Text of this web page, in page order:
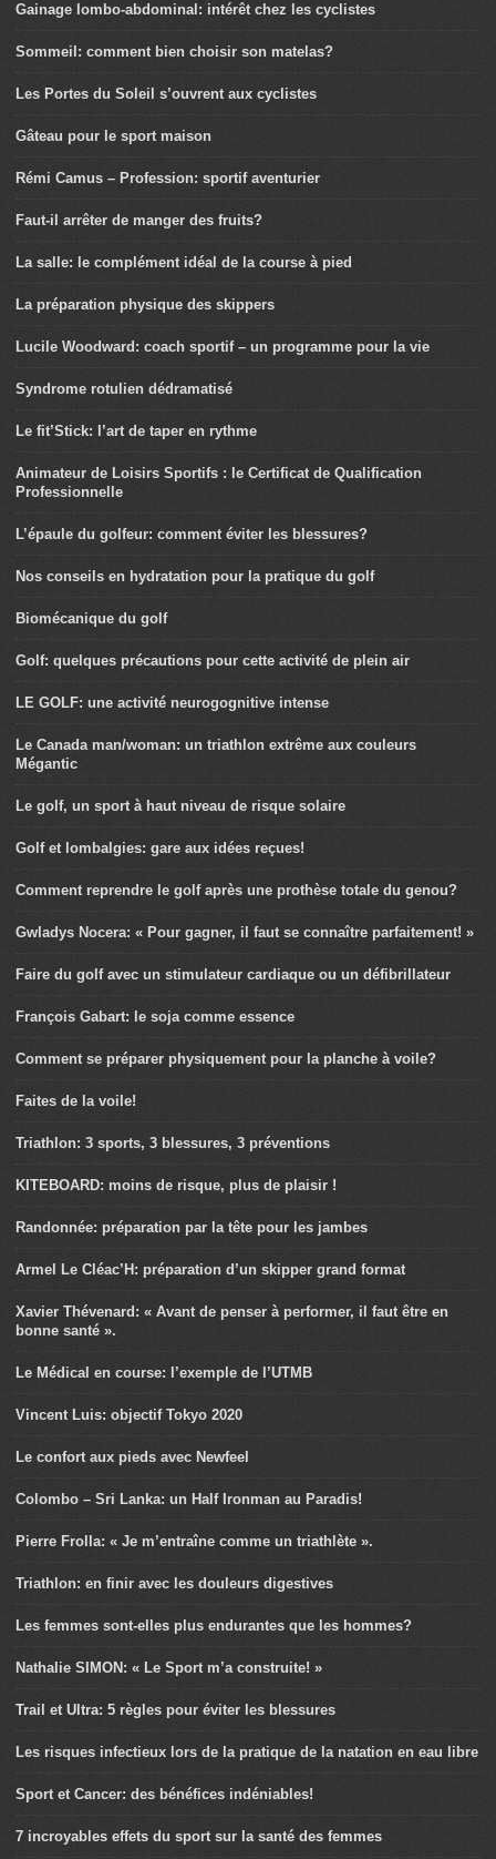
Gainage lombo-abdominal: intérêt chez les cyclistes
Sommeil: comment bien choisir son matelas?
Les Portes du Soleil s’ouvrent aux cyclistes
Gâteau pour le sport maison
Rémi Camus – Profession: sportif aventurier
Faut-il arrêter de manger des fruits?
La salle: le complément idéal de la course à pied
La préparation physique des skippers
Lucile Woodward: coach sportif – un programme pour la vie
Syndrome rotulien dédramatisé
Le fit’Stick: l’art de taper en rythme
Animateur de Loisirs Sportifs : le Certificat de Qualification
Professionnelle
L’épaule du golfeur: comment éviter les blessures?
Nos conseils en hydratation pour la pratique du golf
Biomécanique du golf
Golf: quelques précautions pour cette activité de plein air
LE GOLF: une activité neurogognitive intense
Le Canada man/woman: un triathlon extrême aux couleurs
Mégantic
Le golf, un sport à haut niveau de risque solaire
Golf et lombalgies: gare aux idées reçues!
Comment reprendre le golf après une prothèse totale du genou?
Gwladys Nocera: « Pour gagner, il faut se connaître parfaitement! »
Faire du golf avec un stimulateur cardiaque ou un défibrillateur
François Gabart: le soja comme essence
Comment se préparer physiquement pour la planche à voile?
Faites de la voile!
Triathlon: 3 sports, 3 blessures, 3 préventions
KITEBOARD: moins de risque, plus de plaisir !
Randonnée: préparation par la tête pour les jambes
Armel Le Cléac’H: préparation d’un skipper grand format
Xavier Thévenard: « Avant de penser à performer, il faut être en
bonne santé ».
Le Médical en course: l’exemple de l’UTMB
Vincent Luis: objectif Tokyo 2020
Le confort aux pieds avec Newfeel
Colombo – Sri Lanka: un Half Ironman au Paradis!
Pierre Frolla: « Je m’entraîne comme un triathlète ».
Triathlon: en finir avec les douleurs digestives
Les femmes sont-elles plus endurantes que les hommes?
Nathalie SIMON: « Le Sport m’a construite! »
Trail et Ultra: 5 règles pour éviter les blessures
Les risques infectieux lors de la pratique de la natation en eau libre
Sport et Cancer: des bénéfices indéniables!
7 incroyables effets du sport sur la santé des femmes